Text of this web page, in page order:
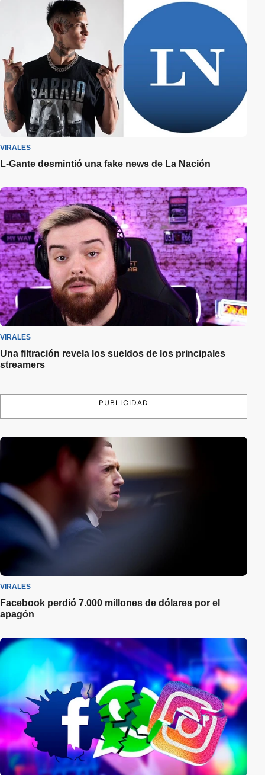
VIRALES
L-Gante desmintió una fake news de La Nación
VIRALES
Una filtración revela los sueldos de los principales
streamers
PUBLICIDAD
VIRALES
Facebook perdió 7.000 millones de dólares por el
apagón